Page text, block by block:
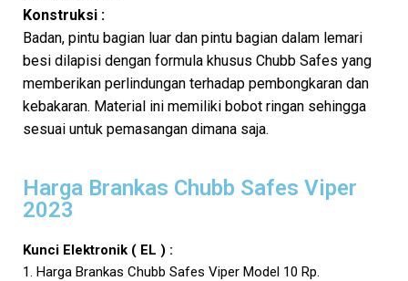
Konstruksi :
Badan, pintu bagian luar dan pintu bagian dalam lemari
besi dilapisi dengan formula khusus Chubb Safes yang
memberikan perlindungan terhadap pembongkaran dan
kebakaran. Material ini memiliki bobot ringan sehingga
sesuai untuk pemasangan dimana saja.
Harga Brankas Chubb Safes Viper
2023
Kunci Elektronik ( EL ) :
1. Harga Brankas Chubb Safes Viper Model 10 Rp.